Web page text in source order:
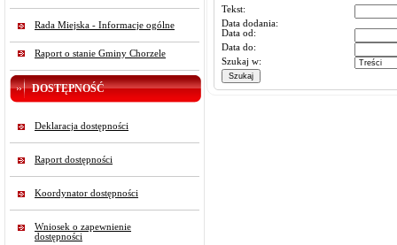
Rada Miejska - Informacje ogólne
Raport o stanie Gminy Chorzele
DOSTĘPNOŚĆ
Deklaracja dostępności
Raport dostępności
Koordynator dostępności
Wniosek o zapewnienie
dostępności
Tekst:
Data dodania:
Data od:
Data do:
Szukaj w: